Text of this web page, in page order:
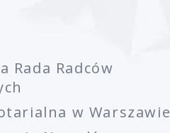
Rada Radców
w Warszawie